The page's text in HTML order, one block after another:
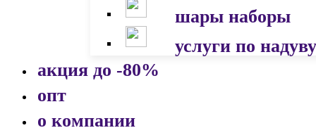
шары наборы
услуги по надуву
акция до -80%
опт
о компании